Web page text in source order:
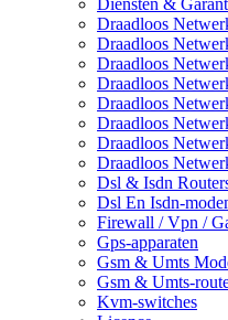
Diensten &
Draadloos
Draadloos
Draadloos
Draadloos
Draadloos
Draadloos
Draadloos
Draadloos
Dsl & Isdn
Dsl En Isdn-
Firewall / Vpn /
Gps-apparaten
Gsm & Umts
Gsm & Umts-
Kvm-switches